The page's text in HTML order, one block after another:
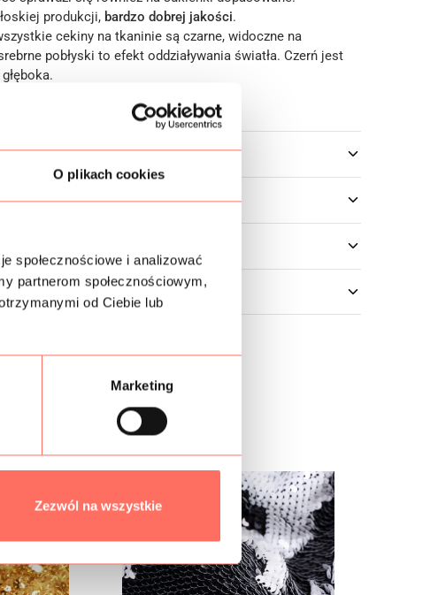
O plikach cookies
społecznościowe i analizować
partnerom społecznościowym,
od Ciebie lub
Marketing
Zezwól na wszystkie
produkcji, bardzo dobrej jakości.
cekiny na tkaninie są czarne, widoczne na
pobłyski to efekt oddziaływania światła. Czerń jest